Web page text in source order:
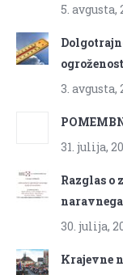
5. avgusta,
ogroženost
3. avgusta,
31. julija,
Razglas
30. julija,
Krajevne